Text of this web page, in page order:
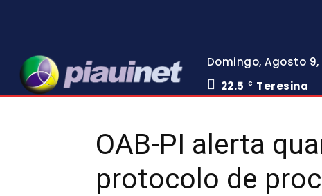
Domingo, Agosto 9,
22.5
C Teresina
OAB-PI alerta
protocolo de